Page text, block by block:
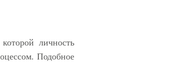
личность
Подобное